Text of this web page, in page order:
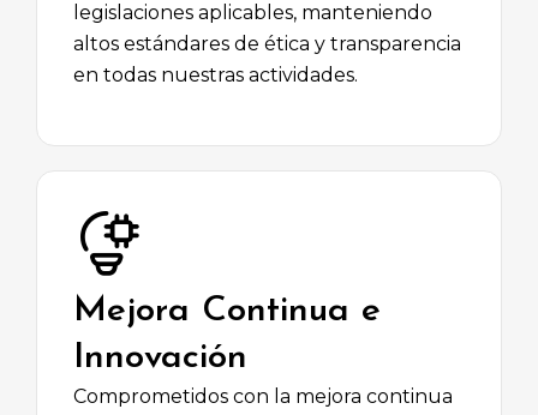
legislaciones aplicables, manteniendo
altos estándares de ética y transparencia
en todas nuestras actividades.
Mejora Continua e
Innovación
Comprometidos con la mejora continua